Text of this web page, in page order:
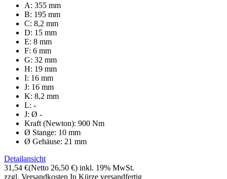
A: 355 mm
B: 195 mm
C: 8,2 mm
D: 15 mm
E: 8 mm
F: 6 mm
G: 32 mm
H: 19 mm
I: 16 mm
J: 16 mm
K: 8,2 mm
L: -
J: Ø -
Kraft (Newton): 900 Nm
Ø Stange: 10 mm
Ø Gehäuse: 21 mm
Detailansicht
31,54 €(Netto 26,50 €) inkl. 19% MwSt.
zzgl. Versandkosten In Kürze versandfertig